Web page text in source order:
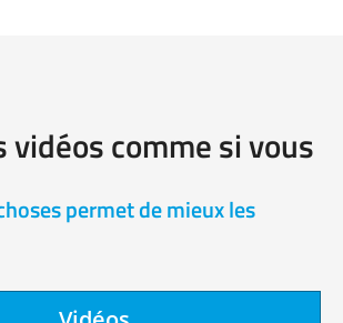
vidéos comme si vous
permet de mieux les